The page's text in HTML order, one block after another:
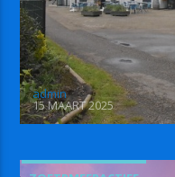
admin
15 MAART 2025